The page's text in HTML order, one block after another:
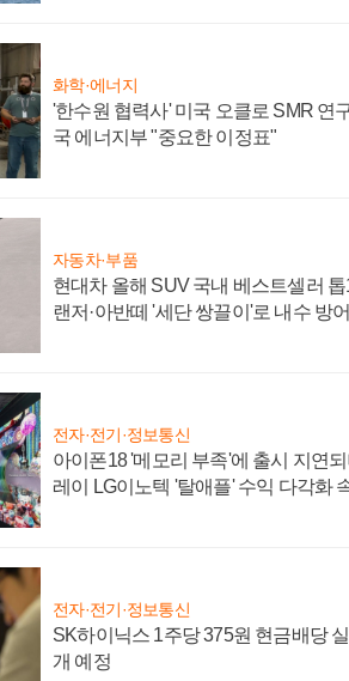
화학·에너지
'한수원 협력사' 미국 오클로 SMR 연
국 에너지부 "중요한 이정표"
자동차·부품
현대차 올해 SUV 국내 베스트셀러
랜저·아반떼 '세단 쌍끌이'로 내수 방어
전자·전기·정보통신
아이폰18 '메모리 부족'에 출시 지연
레이 LG이노텍 '탈애플' 수익 다각화
전자·전기·정보통신
SK하이닉스 1주당 375원 현금배당
개 예정